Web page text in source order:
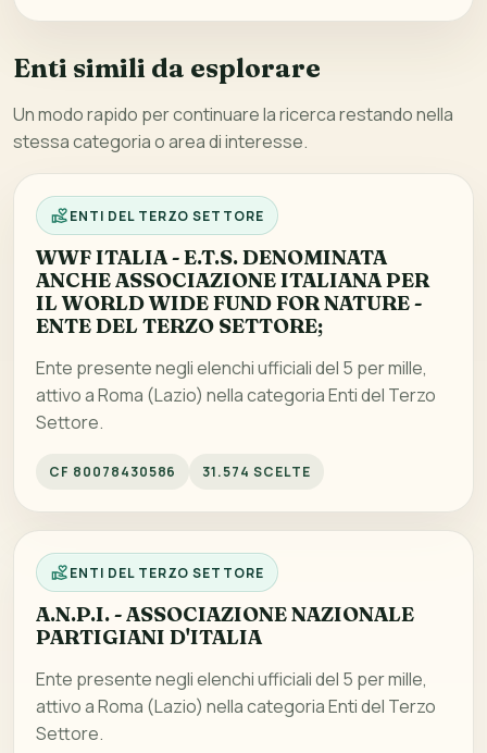
Enti simili da esplorare
Un modo rapido per continuare la ricerca restando nella
stessa categoria o area di interesse.
ENTI DEL TERZO SETTORE
WWF ITALIA - E.T.S. DENOMINATA
ANCHE ASSOCIAZIONE ITALIANA PER
IL WORLD WIDE FUND FOR NATURE -
ENTE DEL TERZO SETTORE;
Ente presente negli elenchi ufficiali del 5 per mille,
attivo a Roma (Lazio) nella categoria Enti del Terzo
Settore.
CF 80078430586 31.574 SCELTE
ENTI DEL TERZO SETTORE
A.N.P.I. - ASSOCIAZIONE NAZIONALE
PARTIGIANI D'ITALIA
Ente presente negli elenchi ufficiali del 5 per mille,
attivo a Roma (Lazio) nella categoria Enti del Terzo
Settore.